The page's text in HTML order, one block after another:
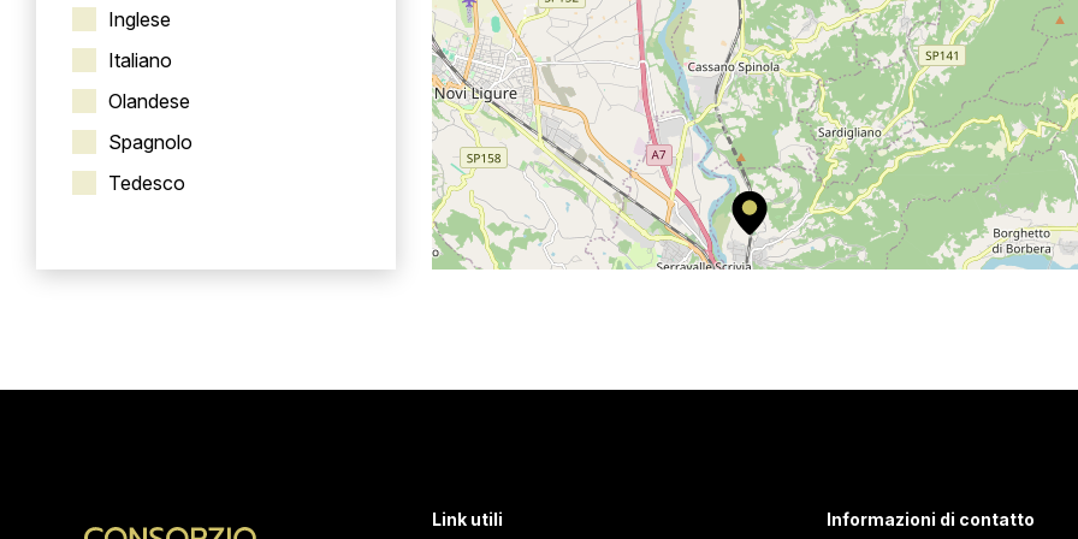
Inglese
Italiano
Olandese
Spagnolo
Tedesco
Link utili Informazioni di contatto